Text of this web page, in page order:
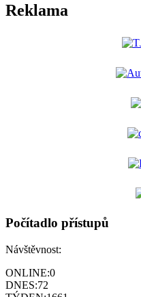
Reklama
Počítadlo přístupů
Návštěvnost:
ONLINE:0
DNES:72